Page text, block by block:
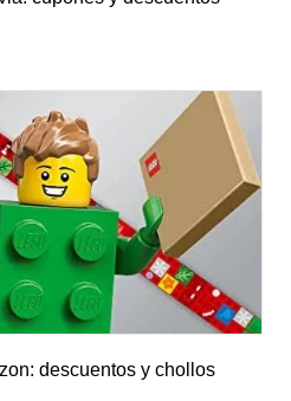
descuentos y chollos